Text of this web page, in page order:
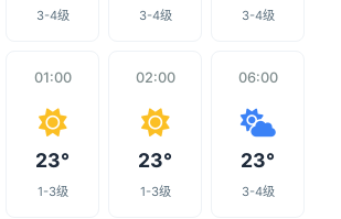
3-4级 3-4级 3-4级
01:00
23°
1-3级
02:00
23°
1-3级
06:00
23°
3-4级